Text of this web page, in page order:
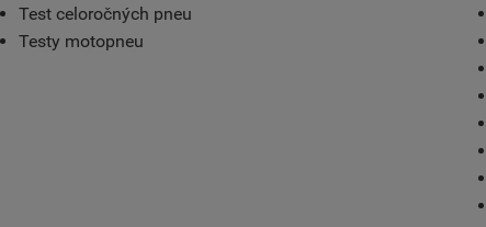
Test celoročných pneu
Testy motopneu